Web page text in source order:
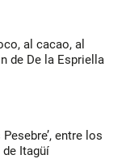
al cacao, al
de De la Espriella
Pesebre’, entre los
Itagüí